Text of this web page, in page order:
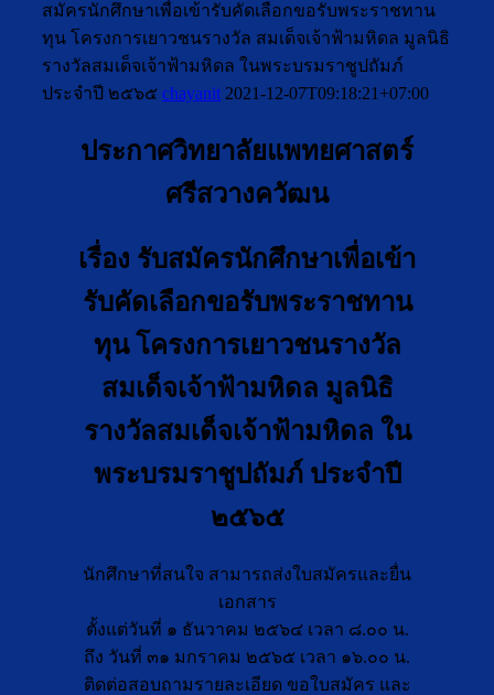
สมัครนักศึกษาเพื่อเข้ารับคัดเลือกขอรับพระราชทาน
ทุน โครงการเยาวชนรางวัล สมเด็จเจ้าฟ้ามหิดล มูลนิธิ
รางวัลสมเด็จเจ้าฟ้ามหิดล ในพระบรมราชูปถัมภ์
ประจำปี ๒๕๖๕ chayanit 2021-12-07T09:18:21+07:00
ประกาศวิทยาลัยแพทยศาสตร์
ศรีสวางควัฒน
เรื่อง รับสมัครนักศึกษาเพื่อเข้า
รับคัดเลือกขอรับพระราชทาน
ทุน โครงการเยาวชนรางวัล
สมเด็จเจ้าฟ้ามหิดล มูลนิธิ
รางวัลสมเด็จเจ้าฟ้ามหิดล ใน
พระบรมราชูปถัมภ์ ประจำปี
๒๕๖๕
นักศึกษาที่สนใจ สามารถส่งใบสมัครและยื่น
เอกสาร
ตั้งแต่วันที่ ๑ ธันวาคม ๒๕๖๔ เวลา ๘.๐๐ น.
ถึง วันที่ ๓๑ มกราคม ๒๕๖๕ เวลา ๑๖.๐๐ น.
ติดต่อสอบถามรายละเอียด ขอใบสมัคร และ